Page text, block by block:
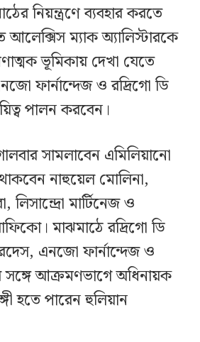
নিয়ন্ত্রণে ব্যবহার করতে
আলেক্সিস ম্যাক অ্যালিস্টারকে
ভূমিকায় দেখা যেতে
ফার্নান্দেজ ও রদ্রিগো ডি
পালন করবেন।
সামলাবেন এমিলিয়ানো
নাহুয়েল মোলিনা,
লিসান্দ্রো মার্টিনেজ ও
মাঝমাঠে রদ্রিগো ডি
এনজো ফার্নান্দেজ ও
সঙ্গে আক্রমণভাগে অধিনায়ক
হতে পারেন হুলিয়ান